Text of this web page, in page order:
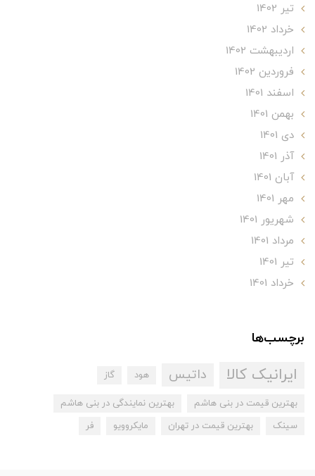
تير 1402
خرداد 1402
ارديبهشت 1402
فروردین 1402
اسفند 1401
بهمن 1401
دی 1401
آذر 1401
آبان 1401
مهر 1401
شهریور 1401
مرداد 1401
تير 1401
خرداد 1401
برچسب‌ها
ایرانیک کالا داتیس هود گاز
بهترین قیمت در بنی هاشم
بهترین نمایندگی در بنی هاشم
سینک
بهترین قیمت در تهران مایکروویو فر